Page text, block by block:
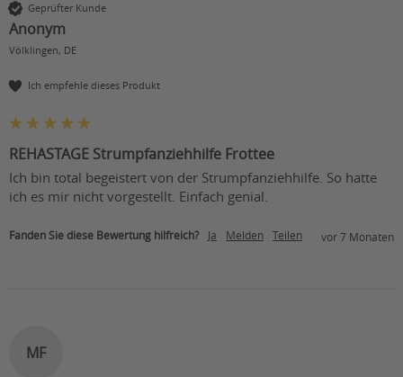
Geprüfter Kunde
Anonym
Völklingen, DE
Ich empfehle dieses Produkt
REHASTAGE Strumpfanziehhilfe Frottee
Ich bin total begeistert von der Strumpfanziehhilfe. So hatte
ich es mir nicht vorgestellt. Einfach genial.
Fanden Sie diese Bewertung hilfreich? Ja Melden Teilen vor 7 Monaten
MF